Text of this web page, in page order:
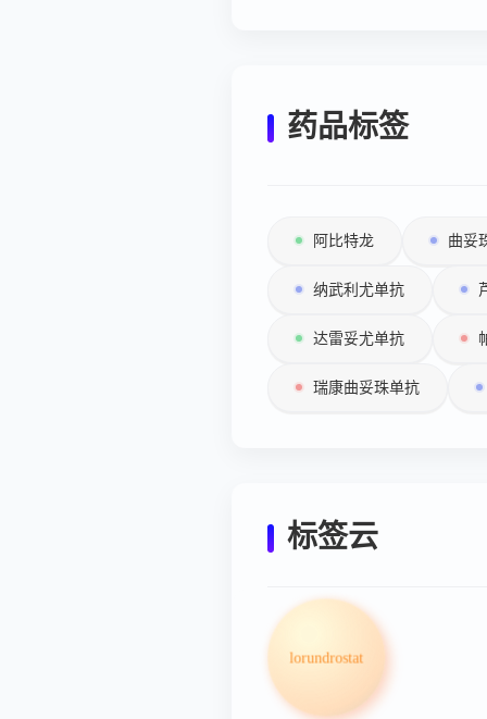
药品标签
阿比特龙 曲妥
纳武利尤单抗
达雷妥尤单抗
瑞康曲妥珠单抗
标签云
lorundrostat